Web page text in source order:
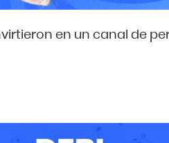
en un canal de